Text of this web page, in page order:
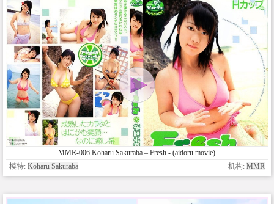
MMR-006 Koharu Sakuraba – Fresh - (aidoru movie)
模特: Koharu Sakuraba 机构: MMR